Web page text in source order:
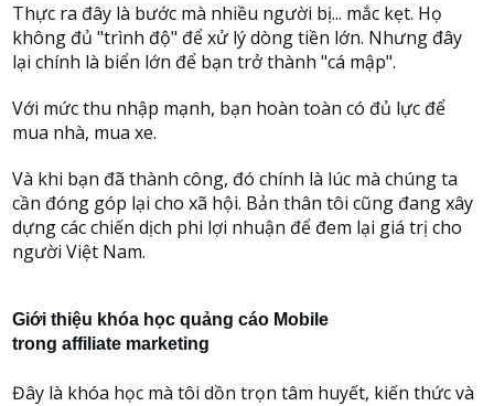
Thực ra đây là bước mà nhiều người bị... mắc kẹt. Họ
không đủ "trình độ" để xử lý dòng tiền lớn. Nhưng đây
lại chính là biển lớn để bạn trở thành "cá mập".
Với mức thu nhập mạnh, bạn hoàn toàn có đủ lực để
mua nhà, mua xe.
Và khi bạn đã thành công, đó chính là lúc mà chúng ta
cần đóng góp lại cho xã hội. Bản thân tôi cũng đang xây
dựng các chiến dịch phi lợi nhuận để đem lại giá trị cho
người Việt Nam.
Giới thiệu khóa học quảng cáo Mobile
trong affiliate marketing
Đây là khóa học mà tôi dồn trọn tâm huyết, kiến thức và